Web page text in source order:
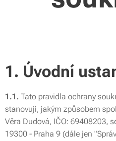
1. Úvodní
1.1. Tato pravidla ochrany
stanovují, jakým způsobem
Věra Dudová, IČO: 69408203,
19300 - Praha 9 (dále jen